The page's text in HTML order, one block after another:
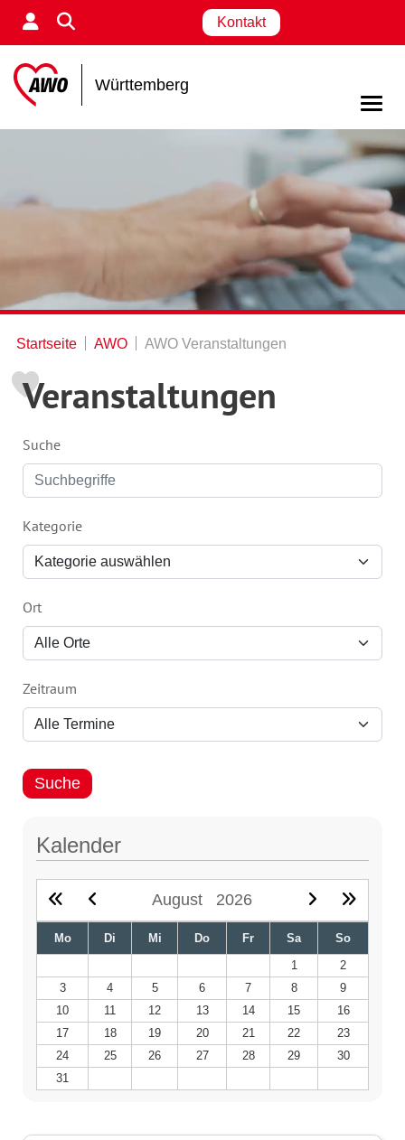
Kontakt
Württemberg
Startseite AWO AWO Veranstaltungen
Veranstaltungen
Suche
Kategorie
Ort
Zeitraum
Kalender
August 2026
Mo Di Mi Do Fr Sa
So
1
2
3
4 5 6 7 8
9
10
11 12 13 14 15
16
17
18 19 20 21 22
23
24
25 26 27 28 29
30
31